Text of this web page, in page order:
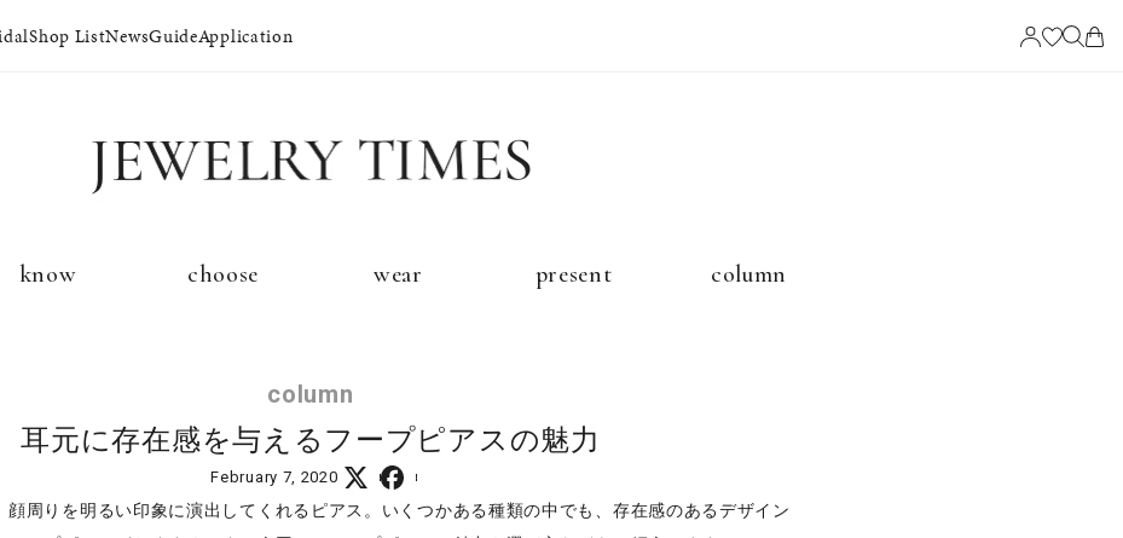
Shop ListNewsGuide
ブライダルリングの選び方
Application
know choose wear present column
column
耳元に存在感を与えるフープピアスの魅力
February 7, 2020
顔周りを明るい印象に演出してくれるピアス。いくつかある種類の中でも、存在感のあるデザイン